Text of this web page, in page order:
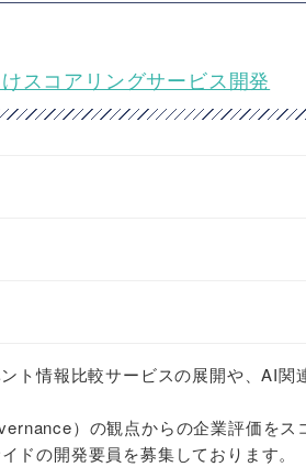
スコアリングサービス開発
ト情報比較サービスの展開や、AI関
）の観点からの企業評価をス
ドの開発要員を募集しております。